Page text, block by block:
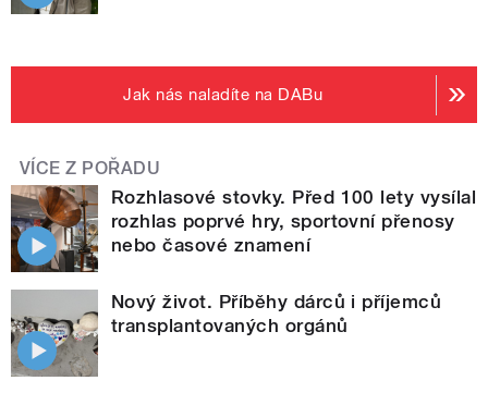
Jak nás naladíte na DABu
VÍCE Z POŘADU
Rozhlasové stovky. Před 100 lety vysílal
rozhlas poprvé hry, sportovní přenosy
nebo časové znamení
Nový život. Příběhy dárců i příjemců
transplantovaných orgánů